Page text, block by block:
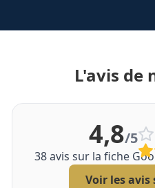
L'avis de
4,8/5
38avis sur la fiche
Voir les avis